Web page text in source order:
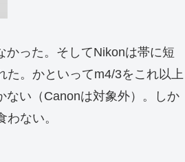
かった。そしてNikonは帯に短
た。かといってm4/3をこれ以上
ない（Canonは対象外）。しか
ない。